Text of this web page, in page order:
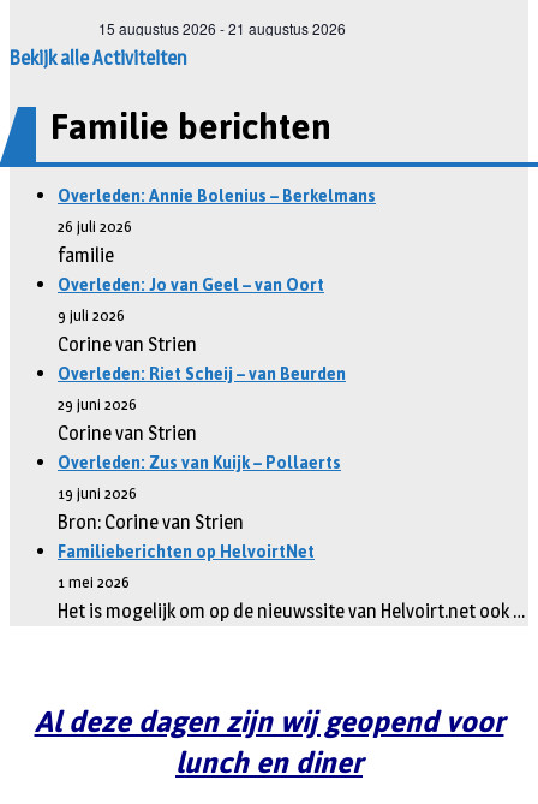
Bekijk alle Activiteiten
Familie berichten
Overleden: Annie Bolenius – Berkelmans
26 juli 2026
familie
Overleden: Jo van Geel – van Oort
9 juli 2026
Corine van Strien
Overleden: Riet Scheij – van Beurden
29 juni 2026
Corine van Strien
Overleden: Zus van Kuijk – Pollaerts
19 juni 2026
Bron: Corine van Strien
Familieberichten op HelvoirtNet
1 mei 2026
Het is mogelijk om op de nieuwssite van Helvoirt.net ook …
Al deze dagen zijn wij geopend voor
lunch en diner